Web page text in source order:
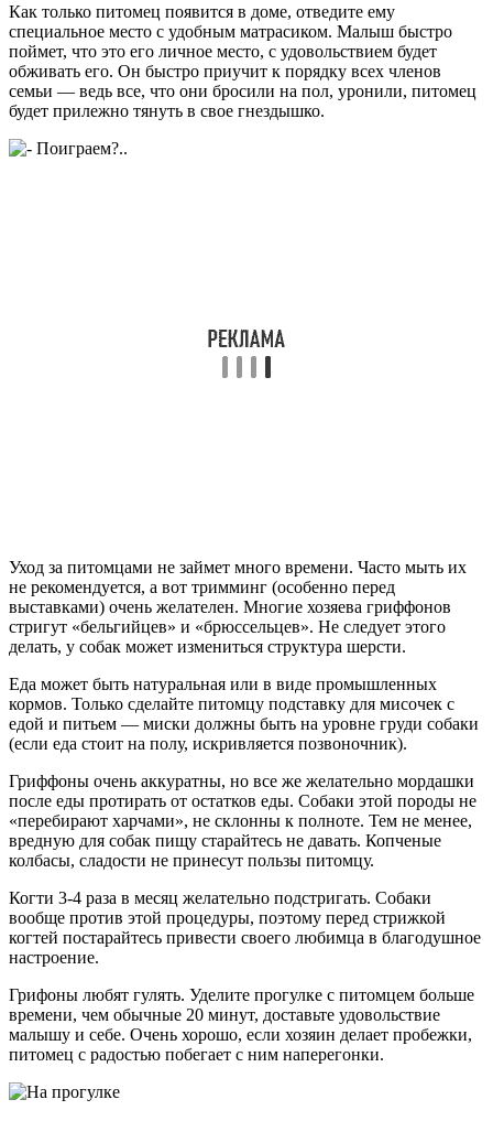
Как только питомец появится в доме, отведите ему
специальное место с удобным матрасиком. Малыш быстро
поймет, что это его личное место, с удовольствием будет
обживать его. Он быстро приучит к порядку всех членов
семьи — ведь все, что они бросили на пол, уронили, питомец
будет прилежно тянуть в свое гнездышко.
Уход за питомцами не займет много времени. Часто мыть их
не рекомендуется, а вот тримминг (особенно перед
выставками) очень желателен. Многие хозяева гриффонов
стригут «бельгийцев» и «брюссельцев». Не следует этого
делать, у собак может измениться структура шерсти.
Еда может быть натуральная или в виде промышленных
кормов. Только сделайте питомцу подставку для мисочек с
едой и питьем — миски должны быть на уровне груди собаки
(если еда стоит на полу, искривляется позвоночник).
Гриффоны очень аккуратны, но все же желательно мордашки
после еды протирать от остатков еды. Собаки этой породы не
«перебирают харчами», не склонны к полноте. Тем не менее,
вредную для собак пищу старайтесь не давать. Копченые
колбасы, сладости не принесут пользы питомцу.
Когти 3-4 раза в месяц желательно подстригать. Собаки
вообще против этой процедуры, поэтому перед стрижкой
когтей постарайтесь привести своего любимца в благодушное
настроение.
Грифоны любят гулять. Уделите прогулке с питомцем больше
времени, чем обычные 20 минут, доставьте удовольствие
малышу и себе. Очень хорошо, если хозяин делает пробежки,
питомец с радостью побегает с ним наперегонки.